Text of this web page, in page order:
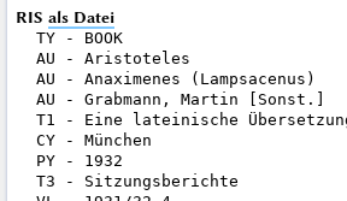
RIS als Datei
TY - BOOK
AU - Aristoteles
AU - Anaximenes (Lampsacenus)
AU - Grabmann, Martin [Sonst.]
T1 - Eine lateinische
CY - München
PY - 1932
T3 - Sitzungsberichte